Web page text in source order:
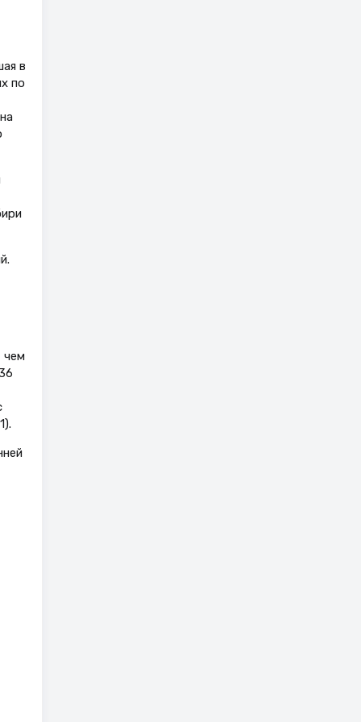
в
по
чем